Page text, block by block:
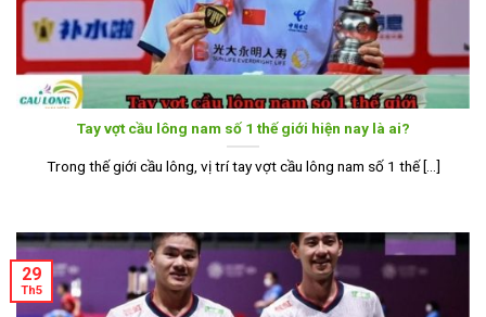
Tay vợt cầu lông nam số 1 thế giới hiện nay là ai?
Trong thế giới cầu lông, vị trí tay vợt cầu lông nam số 1 thế [...]
29
Th5